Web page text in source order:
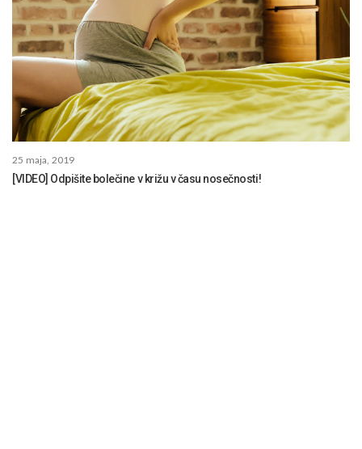
25 maja, 2019
[VIDEO] Odpišite bolečine v križu v času nosečnosti!